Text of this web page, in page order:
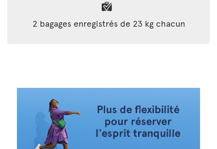
2 bagages enregistrés de 23 kg chacun